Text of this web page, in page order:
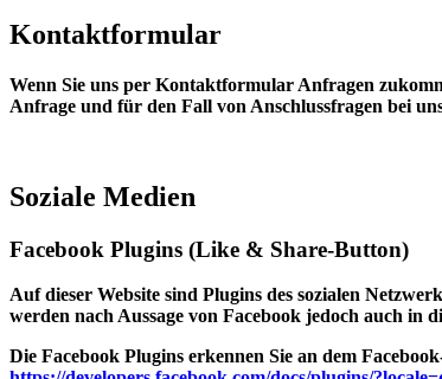
Kontaktformular
Wenn Sie uns per Kontaktformular Anfragen
Anfrage und für den Fall von Anschlussfragen bei
Soziale Medien
Facebook Plugins (Like & Share-Button)
Auf dieser Website sind Plugins des sozialen
werden nach Aussage von Facebook jedoch auch
Die Facebook Plugins erkennen Sie an dem